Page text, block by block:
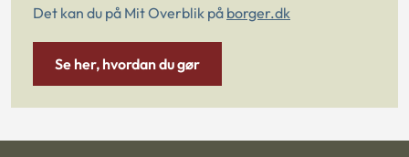
Det kan du på Mit Overblik på borger.dk
Se her, hvordan du gør